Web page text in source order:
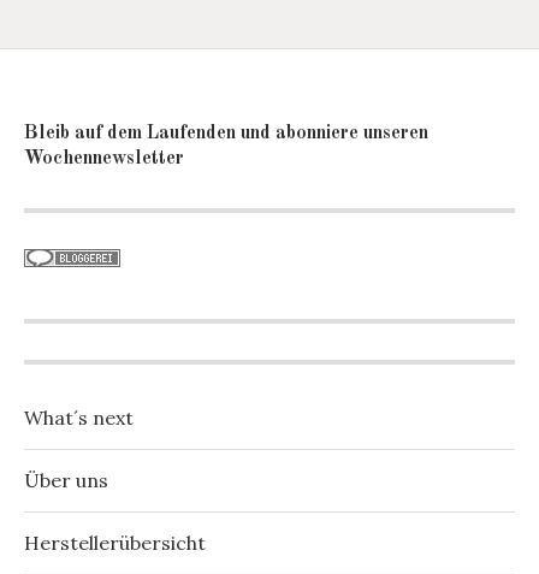
Bleib auf dem Laufenden und abonniere unseren
Wochennewsletter
What´s next
Über uns
Herstellerübersicht